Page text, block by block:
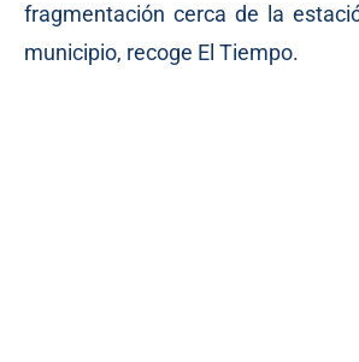
fragmentación cerca de la
municipio, recoge El Tiempo.